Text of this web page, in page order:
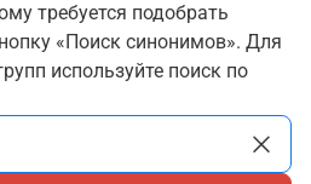
требуется подобрать
«Поиск синонимов». Для
используйте поиск по